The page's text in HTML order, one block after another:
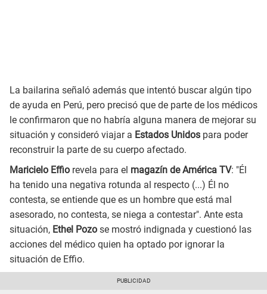
La bailarina señaló además que intentó buscar algún tipo
de ayuda en Perú, pero precisó que de parte de los médicos
le confirmaron que no habría alguna manera de mejorar su
situación y consideró viajar a Estados Unidos para poder
reconstruir la parte de su cuerpo afectado.
Maricielo Effio revela para el magazín de América TV: "Él
ha tenido una negativa rotunda al respecto (...) Él no
contesta, se entiende que es un hombre que está mal
asesorado, no contesta, se niega a contestar". Ante esta
situación, Ethel Pozo se mostró indignada y cuestionó las
acciones del médico quien ha optado por ignorar la
situación de Effio.